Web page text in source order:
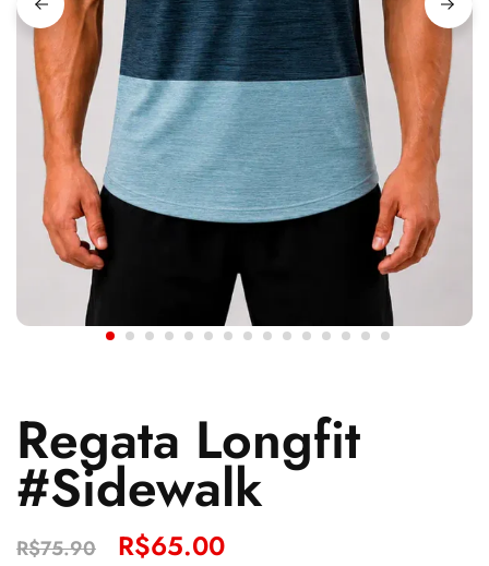
Regata Longfit
#Sidewalk
R$75.90 R$65.00